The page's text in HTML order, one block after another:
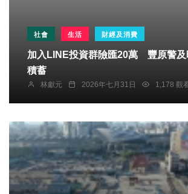
社會 生活 財經及消費
加入LINE投資群險匯20萬 豐原警及
積蓄
林獻元 2026年七月31日 1,178 觀